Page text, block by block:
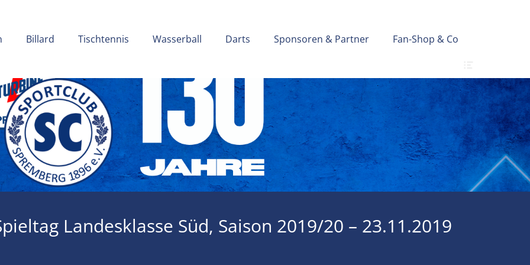
Billard Tischtennis Wasserball Darts Sponsoren & Partner Fan-Shop & Co
Landesklasse Süd, Saison 2019/20 – 23.11.2019